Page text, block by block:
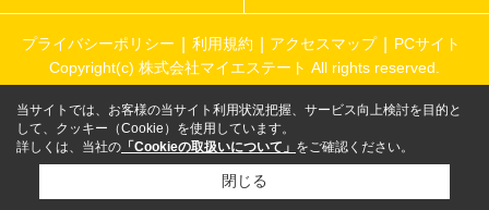
プライバシーポリシー 利用規約 アクセスマップ
PCサイト
Copyright(c) 株式会社マイエステート All rights reserved.
当サイトでは、お客様の当サイト利用状況把握、サービス向上検討を目的と
して、クッキー（Cookie）を使用しています。
詳しくは、当社の 「Cookieの取扱いについて」 をご確認ください。
閉じる